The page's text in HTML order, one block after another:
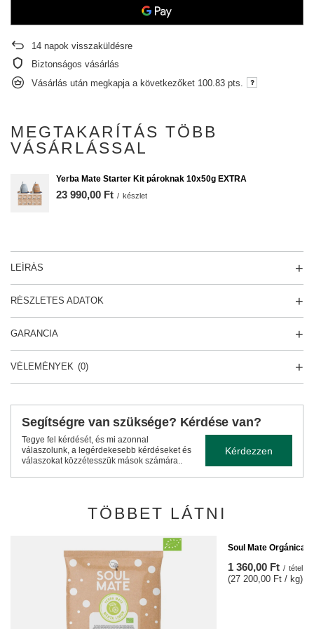
14 napok visszaküldésre
Biztonságos vásárlás
Vásárlás után megkapja a következőket 100.83 pts.
MEGTAKARÍTÁS TÖBB
VÁSÁRLÁSSAL
Yerba Mate Starter Kit pároknak 10x50g EXTRA
23 990,00 Ft / készlet
LEÍRÁS
RÉSZLETES ADATOK
GARANCIA
VÉLEMÉNYEK (0)
Segítségre van szüksége? Kérdése van?
Tegye fel kérdését, és mi azonnal
válaszolunk, a legérdekesebb kérdéseket és
válaszokat közzétesszük mások számára..
Kérdezzen
TÖBBET LÁTNI
Soul Mate Orgánica
1 360,00 Ft / tétel
(27 200,00 Ft / kg)